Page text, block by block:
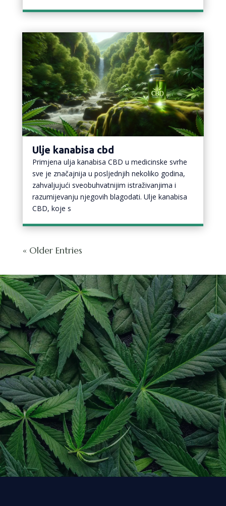
Ulje kanabisa cbd
Primjena ulja kanabisa CBD u medicinske svrhe
sve je značajnija u posljednjih nekoliko godina,
zahvaljujući sveobuhvatnijim istraživanjima i
razumijevanju njegovih blagodati. Ulje kanabisa
CBD, koje s
« Older Entries